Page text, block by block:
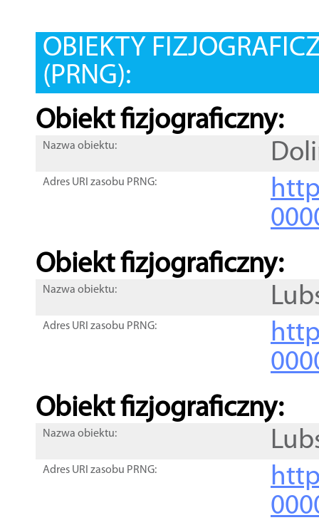
OBIEKTY
(PRNG):
Obiekt fizjograficzny:
Nazwa obiektu:
Adres URI zasobu PRNG:
Obiekt fizjograficzny:
Nazwa obiektu:
Adres URI zasobu PRNG:
Obiekt fizjograficzny:
Nazwa obiektu:
Adres URI zasobu PRNG: